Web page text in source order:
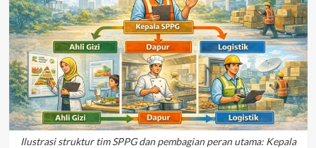
Ilustrasi struktur tim SPPG dan pembagian peran utama: Kepala